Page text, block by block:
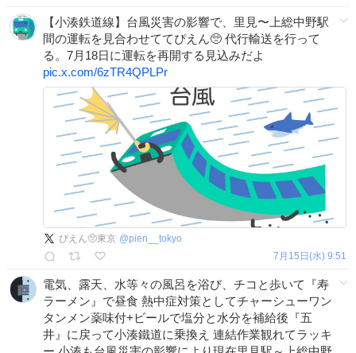
【小湊鉄道線】台風災害の影響で、里見〜上総中野駅
間の運転を見合わせててぴえん🥺 代行輸送を行って
る。7月18日に運転を再開する見込みだよ
pic.x.com/6zTR4QPLPr
ぴえん🥺東京 @pien__tokyo
7月15日(水) 9:51
電気、露天、水等々の風呂を浴び、チコと歩いて『寿
ラーメン』で昼食 熱中症対策としてチャーシューワン
タンメン薬味付+ビールで塩分と水分を補給後『五
井』に戻って小湊鐵道に乗換え 連結作業観れてラッキ